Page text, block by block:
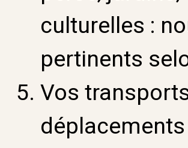
culturelles :
pertinents
Vos